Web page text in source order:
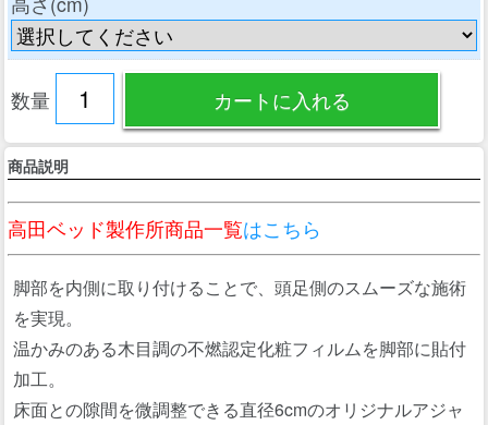
数量
商品説明
高田ベッド製作所商品一覧はこちら
脚部を内側に取り付けることで、頭足側のスムーズな施術
を実現。
温かみのある木目調の不燃認定化粧フィルムを脚部に貼付
加工。
床面との隙間を微調整できる直径6cmのオリジナルアジャ